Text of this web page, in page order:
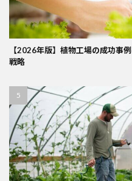
【2026年版】植物工場の成功事
戦略